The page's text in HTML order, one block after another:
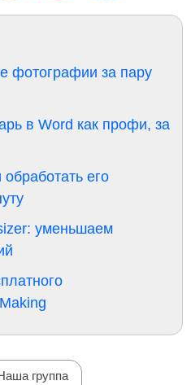
фотографии за пару
в Word как профи, за
его
уменьшаем
группа